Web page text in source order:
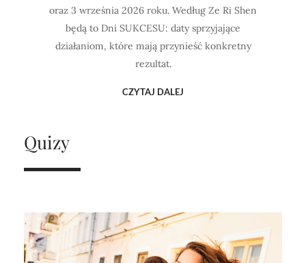
oraz 3 września 2026 roku. Według Ze Ri Shen
będą to Dni SUKCESU: daty sprzyjające
działaniom, które mają przynieść konkretny
rezultat.
CZYTAJ DALEJ
Quizy